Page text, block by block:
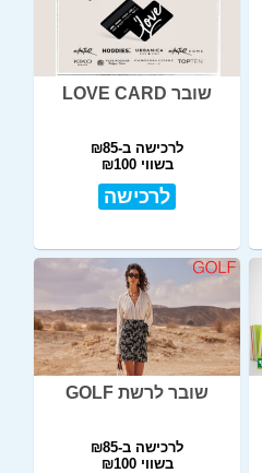
שובר LOVE CARD
לרכישה ב-₪85
בשווי ₪100
לרכישה
שובר לרשת GOLF
לרכישה ב-₪85
בשווי ₪100